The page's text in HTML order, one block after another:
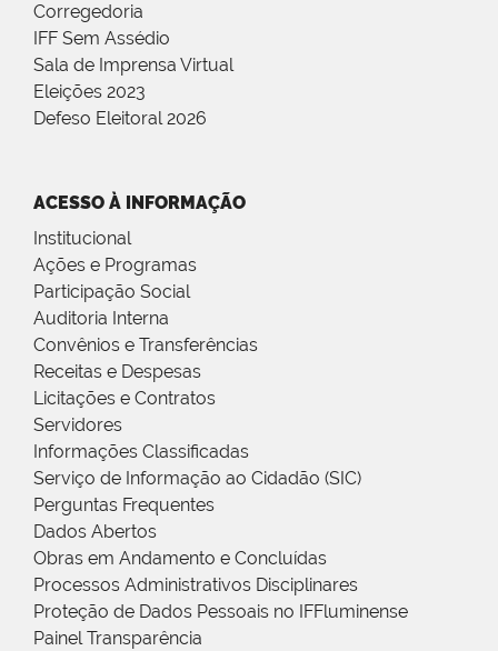
Corregedoria
IFF Sem Assédio
Sala de Imprensa Virtual
Eleições 2023
Defeso Eleitoral 2026
ACESSO À INFORMAÇÃO
Institucional
Ações e Programas
Participação Social
Auditoria Interna
Convênios e Transferências
Receitas e Despesas
Licitações e Contratos
Servidores
Informações Classificadas
Serviço de Informação ao Cidadão (SIC)
Perguntas Frequentes
Dados Abertos
Obras em Andamento e Concluídas
Processos Administrativos Disciplinares
Proteção de Dados Pessoais no IFFluminense
Painel Transparência